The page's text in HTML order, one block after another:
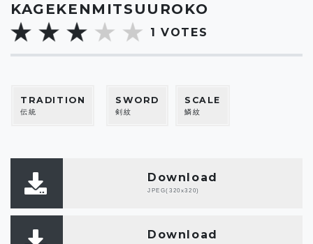
KAGEKENMITSUUROKO
1 VOTES
TRADITION
伝統
SWORD
剣紋
SCALE
鱗紋
Download
JPEG(320x320)
Download